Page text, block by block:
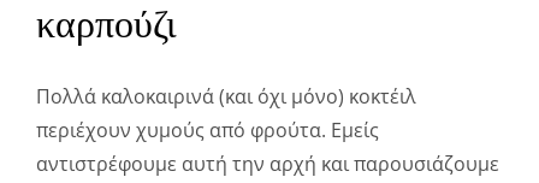
καρπούζι
Πολλά καλοκαιρινά (και όχι μόνο) κοκτέιλ
περιέχουν χυμούς από φρούτα. Εμείς
αντιστρέφουμε αυτή την αρχή και παρουσιάζουμε